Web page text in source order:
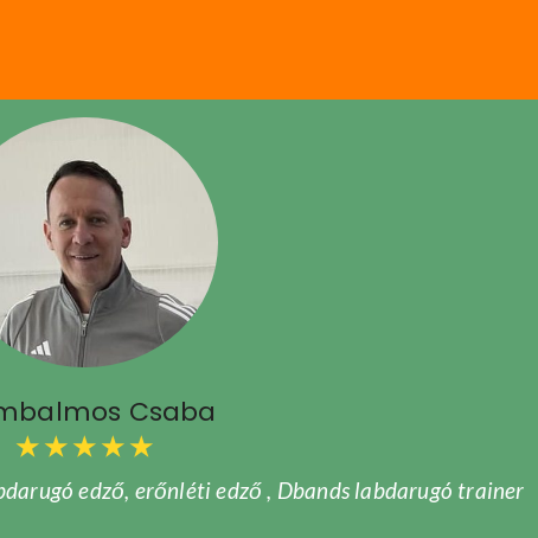
Csaba
★ ★ ★ ★ ★
edző, erőnléti edző , Dbands labdarugó trainer